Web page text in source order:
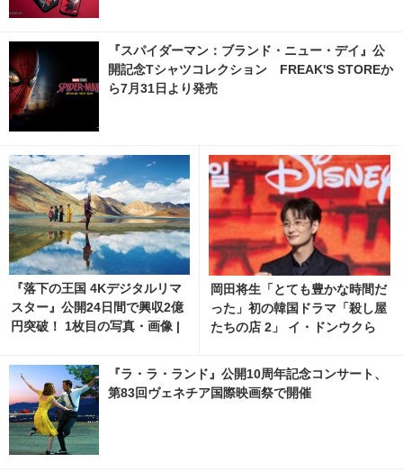
『スパイダーマン：ブランド・ニュー・デイ』公
開記念Tシャツコレクション FREAK'S STOREか
ら7月31日より発売
『落下の王国 4Kデジタルリマ
スター』公開24日間で興収2億
円突破！ 1枚目の写真・画像 |
岡田将生「とても豊かな時間だ
った」初の韓国ドラマ「殺し屋
たちの店 2」 イ・ドンウクら
真・画像 | cinemacafe.net
『ラ・ラ・ランド』公開10周年記念コンサート、
第83回ヴェネチア国際映画祭で開催